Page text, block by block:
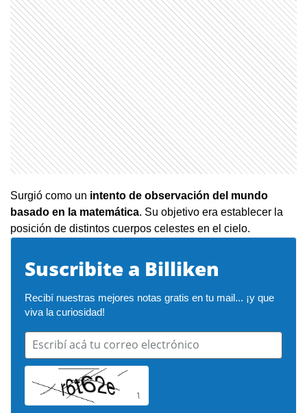
Surgió como un intento de observación del mundo
basado en la matemática. Su objetivo era establecer la
posición de distintos cuerpos celestes en el cielo.
Suscribite a Billiken
Recibí nuestras mejores notas gratis en tu mail... ¡y que
viva la curiosidad!
Escribí acá tu correo electrónico